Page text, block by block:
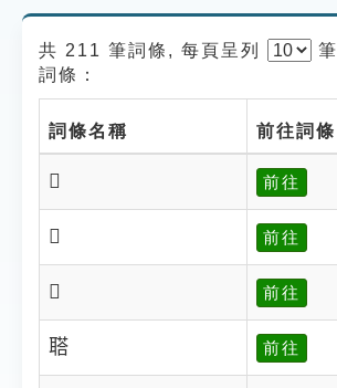
貓頭鷹博士
共 211 筆詞條, 每頁呈列 筆
詞條：
詞條名稱 前往詞條
𦖼 前往
𦖽 前往
𦖾 前往
𦖿 前往